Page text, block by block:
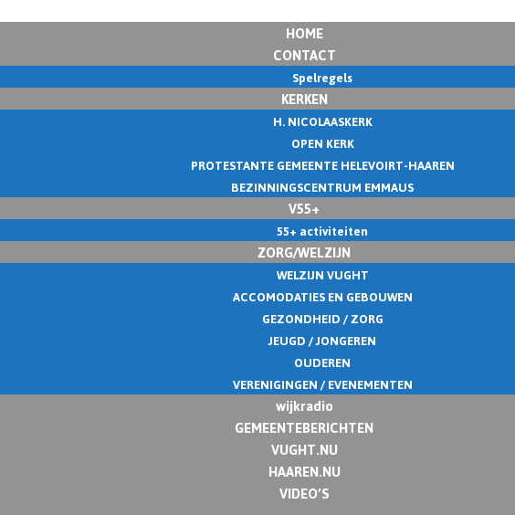
HOME
CONTACT
Spelregels
KERKEN
H. NICOLAASKERK
OPEN KERK
PROTESTANTE GEMEENTE HELEVOIRT-HAAREN
BEZINNINGSCENTRUM EMMAUS
V55+
55+ activiteiten
ZORG/WELZIJN
WELZIJN VUGHT
ACCOMODATIES EN GEBOUWEN
GEZONDHEID / ZORG
JEUGD / JONGEREN
OUDEREN
VERENIGINGEN / EVENEMENTEN
wijkradio
GEMEENTEBERICHTEN
VUGHT.NU
HAAREN.NU
VIDEO’S